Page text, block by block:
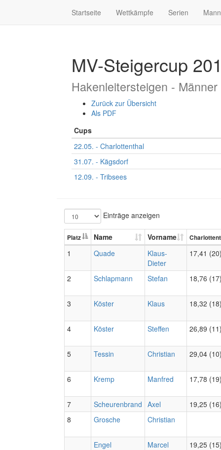
Startseite Wettkämpfe Serien
MV-Steigercup
Hakenleitersteigen - Männer
Zurück zur Übersicht
Als PDF
Cups
22.05. - Charlottenthal
31.07. - Kägsdorf
12.09. - Tribsees
Einträge anzeigen
Platz Name Vorname
1 Quade
Klaus-
Dieter
17,41
2 Schlapmann Stefan 18,76
3 Köster Klaus 18,32
4 Köster Steffen 26,89
5 Tessin Christian 29,04
6 Kremp Manfred 17,78
7 Scheurenbrand Axel
19,25
8
Grosche Christian
Engel Marcel
19,25